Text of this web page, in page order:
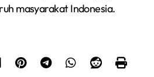
masyarakat Indonesia.